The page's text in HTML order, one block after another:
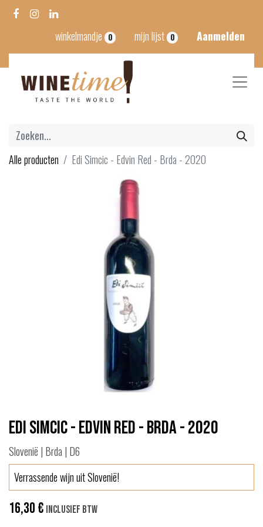
winkelmandje 0 mijn lijst 0 Aanmelden
Alle producten Edi Simcic - Edvin Red - Brda - 2020
Edi Simcic - Edvin Red - Brda - 2020
Slovenië | Brda | D6
Verrassende wijn uit Slovenië!
16,30€ Inclusief btw